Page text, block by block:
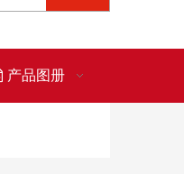
产品图册